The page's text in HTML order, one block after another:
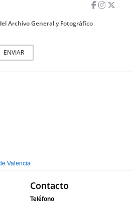
Archivo General y Fotográfico
Valencia
Contacto
Teléfono